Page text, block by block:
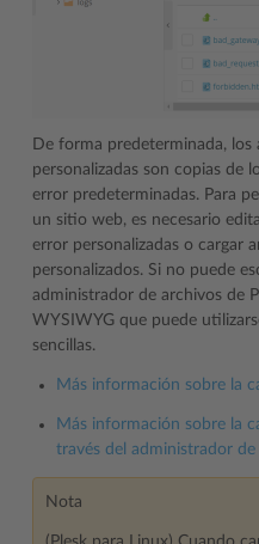
De forma predeterminada, los
personalizadas son copias de
error predeterminadas. Para
un sitio web, es necesario
error personalizadas o cargar
personalizados. Si no puede
administrador de archivos de
WYSIWYG que puede
sencillas.
Más información sobre la
Más información sobre la
través del administrador de
Nota